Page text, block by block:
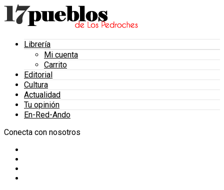
Librería
Mi cuenta
Carrito
Editorial
Cultura
Actualidad
Tu opinión
En-Red-Ando
Conecta con nosotros